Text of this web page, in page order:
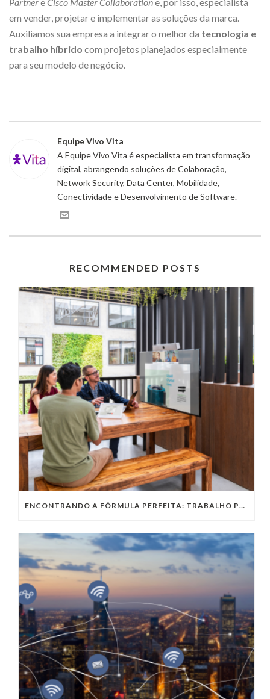
em vender, projetar e implementar as soluções da marca.
Auxiliamos sua empresa a integrar o melhor da tecnologia e
trabalho híbrido com projetos planejados especialmente
para seu modelo de negócio.
Equipe Vivo Vita
A Equipe Vivo Vita é especialista em transformação
digital, abrangendo soluções de Colaboração,
Network Security, Data Center, Mobilidade,
Conectividade e Desenvolvimento de Software.
RECOMMENDED POSTS
ENCONTRANDO A FÓRMULA PERFEITA: TRABALHO PRESENCIAL, HOME OFFICE OU TRABALHO HÍBRIDO?